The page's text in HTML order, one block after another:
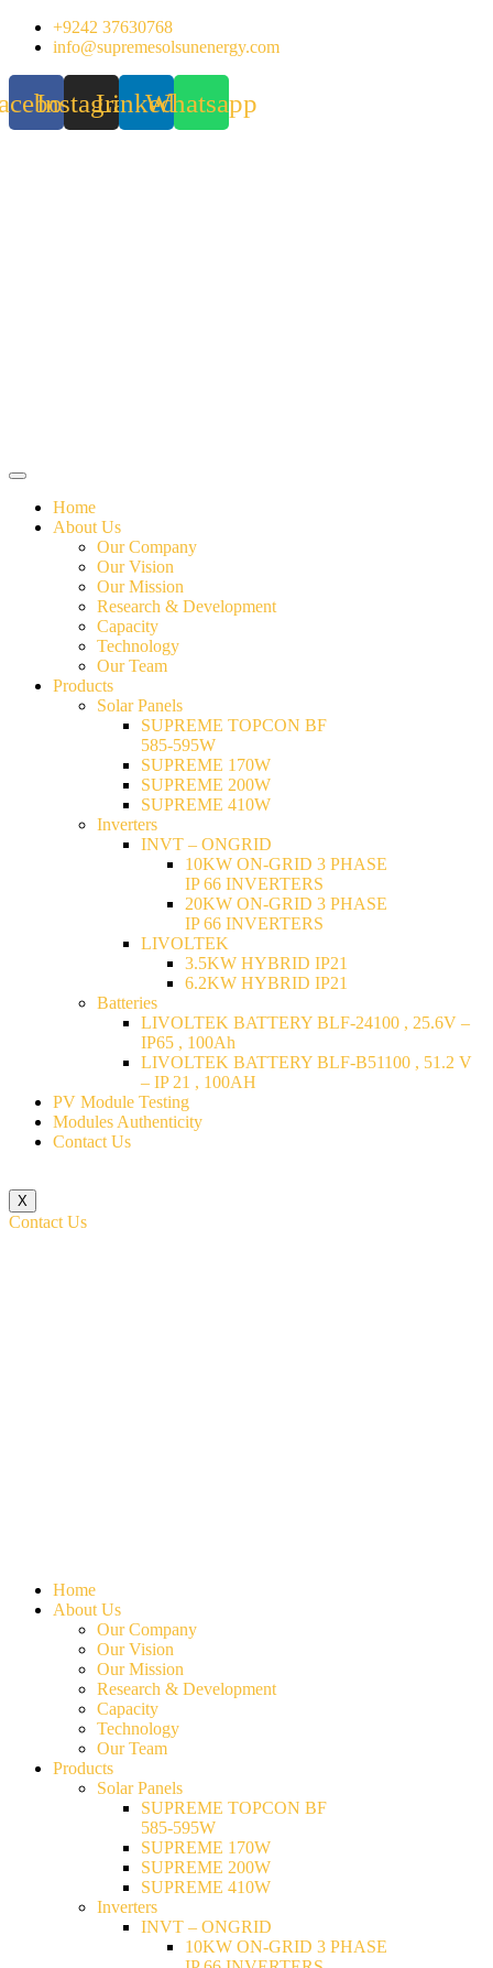
Skip
+9242 37630768
info@supremesolsunenergy.com
InstagramLinkedinWhatsapp
Home
About Us
Our Company
Our Vision
Our Mission
Research & Development
Capacity
Technology
Our Team
Products
Solar Panels
SUPREME TOPCON BF
585-595W
SUPREME 170W
SUPREME 200W
SUPREME 410W
Inverters
INVT – ONGRID
10KW ON-GRID 3 PHASE
IP 66 INVERTERS
20KW ON-GRID 3 PHASE
IP 66 INVERTERS
LIVOLTEK
3.5KW HYBRID IP21
6.2KW HYBRID IP21
Batteries
LIVOLTEK BATTERY BLF-24100 , 25.6V –
IP65 , 100Ah
LIVOLTEK BATTERY BLF-B51100 , 51.2 V
– IP 21 , 100AH
PV Module Testing
Modules Authenticity
Contact Us
X
Contact Us
Home
About Us
Our Company
Our Vision
Our Mission
Research & Development
Capacity
Technology
Our Team
Products
Solar Panels
SUPREME TOPCON BF
585-595W
SUPREME 170W
SUPREME 200W
SUPREME 410W
Inverters
INVT – ONGRID
10KW ON-GRID 3 PHASE